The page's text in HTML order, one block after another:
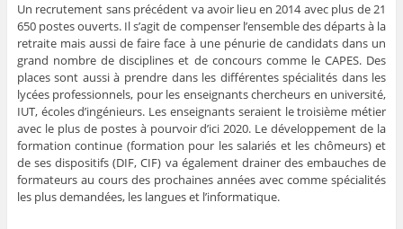
Un recrutement sans précédent va avoir lieu en 2014 avec plus de 21
650 postes ouverts. Il s’agit de compenser l’ensemble des départs à la
retraite mais aussi de faire face à une pénurie de candidats dans un
grand nombre de disciplines et de concours comme le CAPES. Des
places sont aussi à prendre dans les différentes spécialités dans les
lycées professionnels, pour les enseignants chercheurs en université,
IUT, écoles d’ingénieurs. Les enseignants seraient le troisième métier
avec le plus de postes à pourvoir d’ici 2020. Le développement de la
formation continue (formation pour les salariés et les chômeurs) et
de ses dispositifs (DIF, CIF) va également drainer des embauches de
formateurs au cours des prochaines années avec comme spécialités
les plus demandées, les langues et l’informatique.